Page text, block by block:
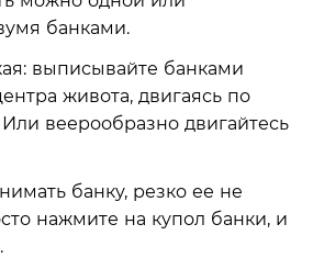
банками.
выписывайте банками
живота, двигаясь по
веерообразно двигайтесь
банку, резко ее не
нажмите на купол банки, и